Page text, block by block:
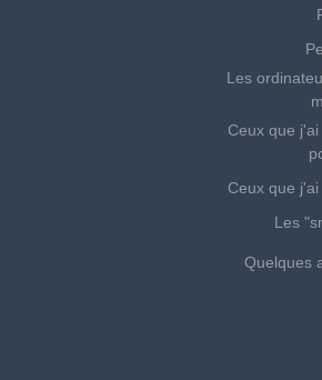
Les
Ceux que
Ceux que
Les
Quelques